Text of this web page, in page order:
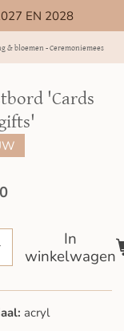
& bloemen - Ceremoniemeester
EN 2028
'Cards
In
winkelwagen
acryl